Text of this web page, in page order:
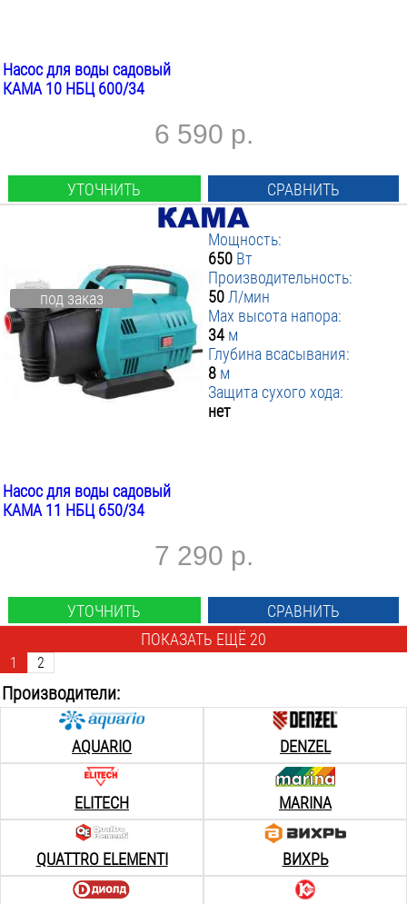
Насос для воды садовый
КАМА 10 НБЦ 600/34
6 590 р.
УТОЧНИТЬ СРАВНИТЬ
под заказ
Мощность:
650 Вт
Производительность:
50 Л/мин
Max высота напора:
34 м
Глубина всасывания:
8 м
Защита сухого хода:
нет
Насос для воды садовый
КАМА 11 НБЦ 650/34
7 290 р.
УТОЧНИТЬ
СРАВНИТЬ
ПОКАЗАТЬ ЕЩЁ 20
1 2
Производители:
AQUARIO DENZEL
ELITECH MARINA
QUATTRO ELEMENTI ВИХРЬ